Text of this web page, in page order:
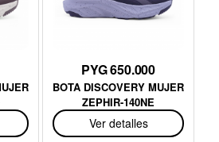
PYG 650.000
BOTA DISCOVERY MUJER
ZEPHIR-140NE
Ver detalles